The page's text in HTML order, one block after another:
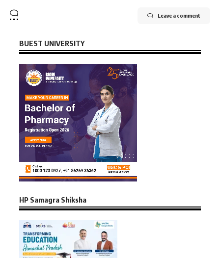
Leave a comment
BUEST UNIVERSITY
HP Samagra Shiksha